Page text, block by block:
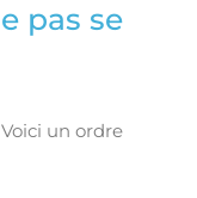
pas se
un ordre